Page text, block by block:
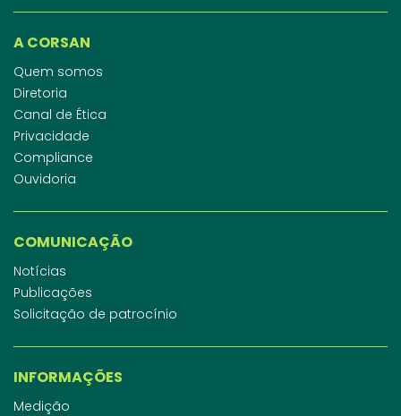
A CORSAN
Quem somos
Diretoria
Canal de Ética
Privacidade
Compliance
Ouvidoria
COMUNICAÇÃO
Notícias
Publicações
Solicitação de patrocínio
INFORMAÇÕES
Medição